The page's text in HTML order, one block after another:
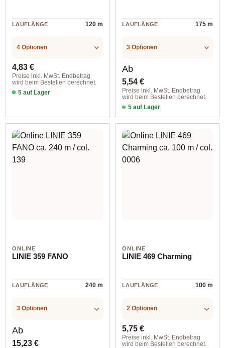
LAUFLÄNGE 120 m
4 Optionen
Regulärer Preis:
4,83 €
Preise inkl. MwSt. Endbetrag
wird beim Bestellen berechnet.
5 auf Lager
LAUFLÄNGE 175 m
3 Optionen
Regulärer Preis:
Ab
5,54 €
Preise inkl. MwSt. Endbetrag
wird beim Bestellen berechnet.
5 auf Lager
col. 0013
ONLINE
LINIE 359 FANO
LAUFLÄNGE 240 m
3 Optionen
Regulärer Preis:
Ab
15,23 €
ONLINE
LINIE 469 Charming
LAUFLÄNGE 100 m
2 Optionen
Regulärer Preis:
5,75 €
Preise inkl. MwSt. Endbetrag
wird beim Bestellen berechnet.